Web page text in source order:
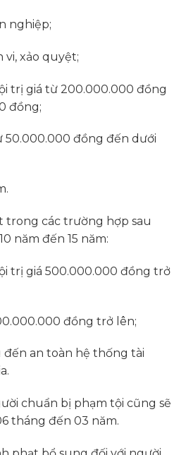
nghiệp;
xảo quyệt;
trị giá từ 200.000.000 đồng
đồng;
50.000.000 đồng đến dưới
trong các trường hợp sau
năm đến 15 năm:
trị giá 500.000.000 đồng trở
đồng trở lên;
đến an toàn hệ thống tài
chuẩn bị phạm tội cũng sẽ
tháng đến 03 năm.